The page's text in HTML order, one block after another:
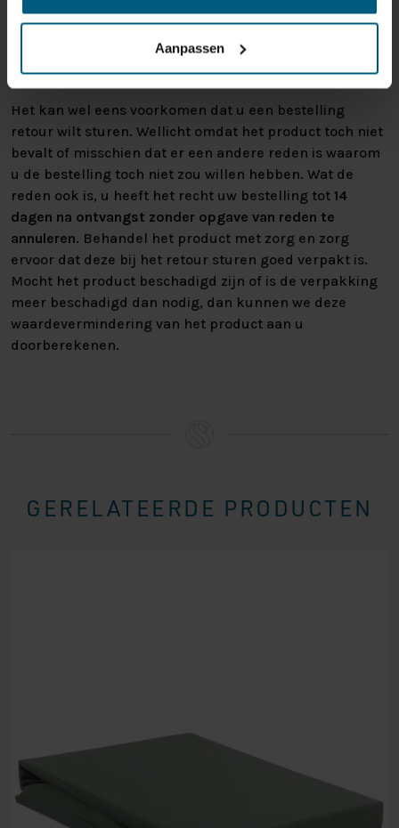
Aanpassen
boxspringsets vallen NIET onder de retour
worden genomen.
Het kan wel eens voorkomen dat u een bestelling
retour wilt sturen. Wellicht omdat het product toch niet
bevalt of misschien dat er een andere reden is waarom
u de bestelling toch niet zou willen hebben. Wat de
reden ook is, u heeft het recht uw bestelling tot 14
dagen na ontvangst zonder opgave van reden te
annuleren. Behandel het product met zorg en zorg
ervoor dat deze bij het retour sturen goed verpakt is.
Mocht het product beschadigd zijn of is de verpakking
meer beschadigd dan nodig, dan kunnen we deze
waardevermindering van het product aan u
doorberekenen.
GERELATEERDE PRODUCTEN